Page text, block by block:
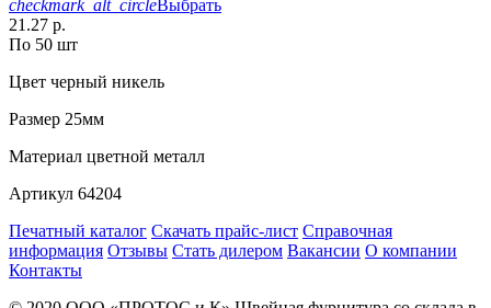
checkmark_alt_circleВыбрать
21.27 р.
По 50 шт
Цвет черный никель
Размер 25мм
Материал цветной металл
Артикул 64204
Печатный каталог Скачать прайс-лист Справочная
информация Отзывы Стать дилером Вакансии О компании
Контакты